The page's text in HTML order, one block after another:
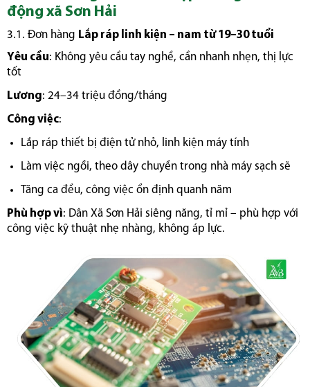
động xã Sơn Hải
3.1. Đơn hàng Lắp ráp linh kiện – nam từ 19–30 tuổi
Yêu cầu: Không yêu cầu tay nghề, cần nhanh nhẹn, thị lực
tốt
Lương: 24–34 triệu đồng/tháng
Công việc:
Lắp ráp thiết bị điện tử nhỏ, linh kiện máy tính
Làm việc ngồi, theo dây chuyền trong nhà máy sạch sẽ
Tăng ca đều, công việc ổn định quanh năm
Phù hợp vì: Dân Xã Sơn Hải siêng năng, tỉ mỉ – phù hợp với
công việc kỹ thuật nhẹ nhàng, không áp lực.